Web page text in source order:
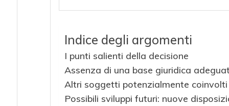
Indice degli argomenti
I punti salienti della decisione
Assenza di una base giuridica
Altri soggetti potenzialmente
Possibili sviluppi futuri: nuove